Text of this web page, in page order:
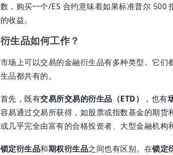
数，购买一个/ES 合约意味着如果标准普尔 500
的收益。
衍生品如何工作？
市场上可以交易的金融衍生品有多种类型。它
生品都共有的。
首先，既有交易所交易的衍生品（ETD） ，也有
容易通过交易所获得，如股票或指数基金的期
或几乎完全由富有的合格投资者、大型金融机构
锁定衍生品和期权衍生品之间也有区别。在锁定